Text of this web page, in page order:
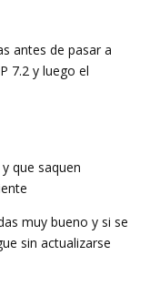
antes de pasar a
7.2 y luego el
que saquen
muy bueno y si se
sin actualizarse